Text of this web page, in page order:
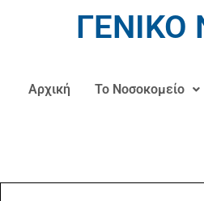
Αρχική Το Νοσοκομείο